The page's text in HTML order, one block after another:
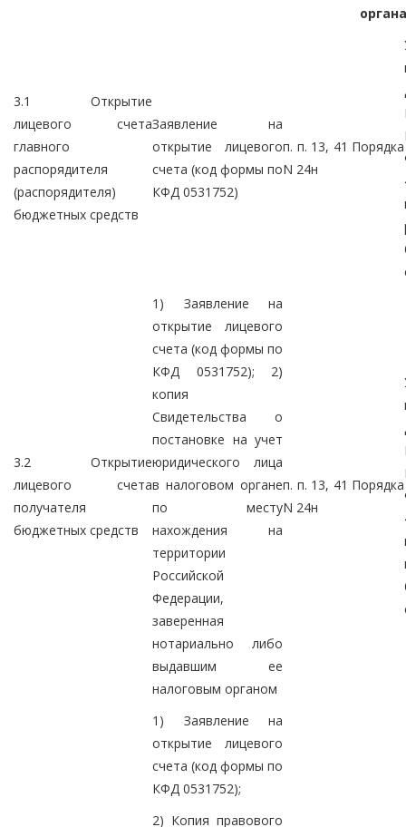
3.1 Открытие
лицевого счета
главного
распорядителя
(распорядителя)
бюджетных средств
Заявление на
открытие лицевого
счета (код формы по
КФД 0531752)
п. п. 13, 41 Порядка
N 24н
3.2 Открытие
лицевого счета
получателя
бюджетных средств
1) Заявление на
открытие лицевого
счета (код формы по
КФД 0531752); 2)
копия
Свидетельства о
постановке на учет
юридического лица
в налоговом органе
по месту
нахождения на
территории
Российской
Федерации,
заверенная
нотариально либо
выдавшим ее
налоговым органом
п. п. 13, 41 Порядка
N 24н
1) Заявление на
открытие лицевого
счета (код формы по
КФД 0531752);
2) Копия правового